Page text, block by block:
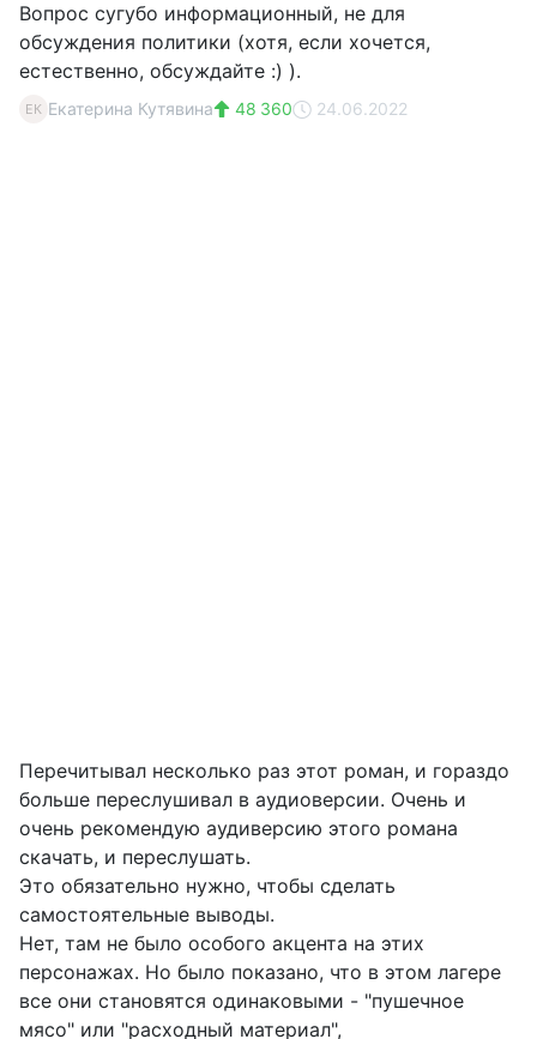
Вопрос сугубо информационный, не для
обсуждения политики (хотя, если хочется,
естественно, обсуждайте :) ).
ЕК Екатерина Кутявина 48 360 24.06.2022
Перечитывал несколько раз этот роман, и гораздо
больше переслушивал в аудиоверсии. Очень и
очень рекомендую аудиверсию этого романа
скачать, и переслушать.
Это обязательно нужно, чтобы сделать
самостоятельные выводы.
Нет, там не было особого акцента на этих
персонажах. Но было показано, что в этом лагере
все они становятся одинаковыми - "пушечное
мясо" или "расходный материал",